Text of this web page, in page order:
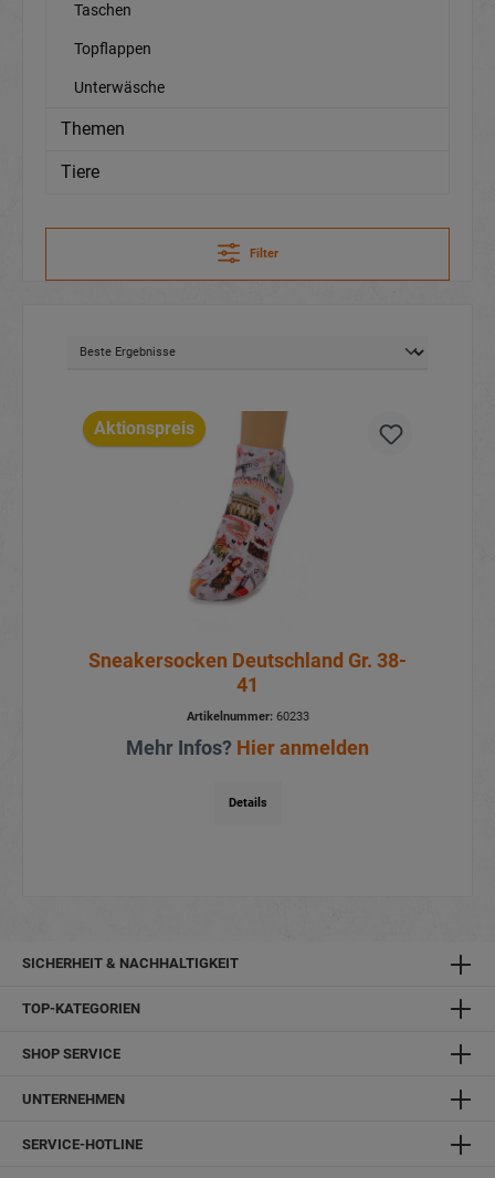
Taschen
Topflappen
Unterwäsche
Themen
Tiere
Filter
Aktionspreis
Sneakersocken Deutschland Gr. 38-
41
Artikelnummer:60233
Mehr Infos? Hier anmelden
Details
SICHERHEIT & NACHHALTIGKEIT
TOP-KATEGORIEN
SHOP SERVICE
UNTERNEHMEN
SERVICE-HOTLINE